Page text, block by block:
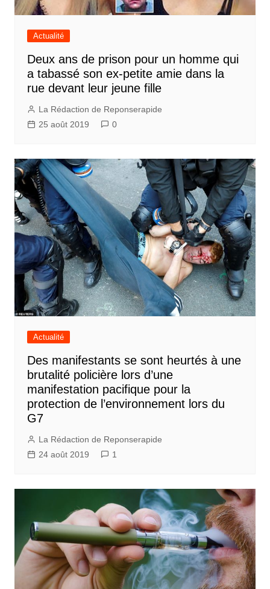
Actualité
Deux ans de prison pour un homme qui
a tabassé son ex-petite amie dans la
rue devant leur jeune fille
La Rédaction de Reponserapide
25 août 2019
0
Actualité
Des manifestants se sont heurtés à une
brutalité policière lors d’une
manifestation pacifique pour la
protection de l’environnement lors du
G7
La Rédaction de Reponserapide
24 août 2019
1